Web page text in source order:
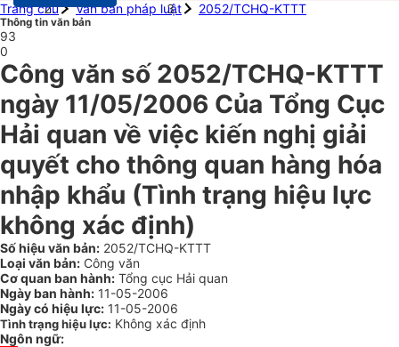
Trang chủ
Văn bản pháp luật 2052/TCHQ-KTTT
Thông tin văn bản
93
0
Công văn số 2052/TCHQ-KTTT
ngày 11/05/2006 Của Tổng Cục
Hải quan về việc kiến nghị giải
quyết cho thông quan hàng hóa
nhập khẩu (Tình trạng hiệu lực
không xác định)
Số hiệu văn bản: 2052/TCHQ-KTTT
Loại văn bản: Công văn
Cơ quan ban hành: Tổng cục Hải quan
Ngày ban hành: 11-05-2006
Ngày có hiệu lực: 11-05-2006
Tình trạng hiệu lực: Không xác định
Ngôn ngữ: